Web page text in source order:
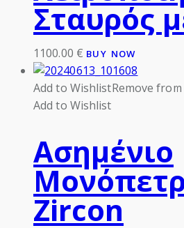
Σταυρός
1100.00 € BUY NOW
Add to WishlistRemove
Add to Wishlist
Ασημένιο
Zircon